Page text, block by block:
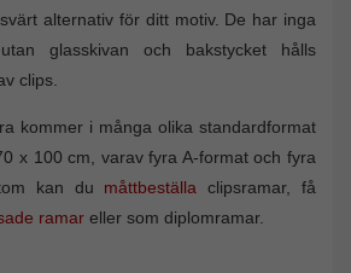
alternativ för ditt motiv. De har inga
glasskivan och bakstycket hålls
clips.
kommer i många olika standardformat
x 100 cm, varav fyra A-format och fyra
kan du måttbeställa clipsramar, få
ramar eller som diplomramar.